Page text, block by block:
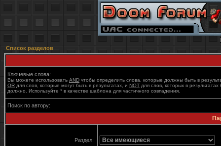
Список разделов
Ключевые слова:
Вы можете использовать AND чтобы определить слова, которые должны быть в
OR для слов, которые могут быть в результатах, и NOT для слов, которых в результатах
должно. Используйте * в качестве шаблона для частичного совпадения.
Поиск по автору:
Раздел: